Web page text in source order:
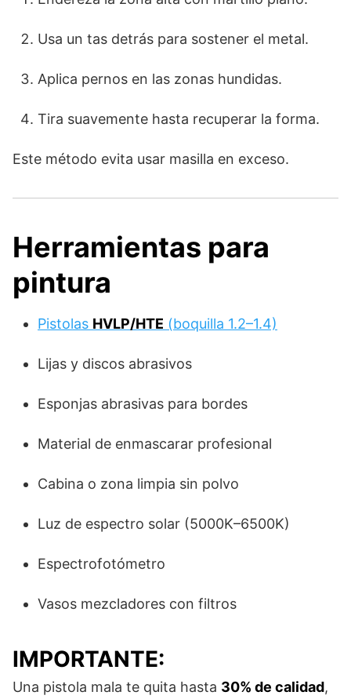
Usa un tas detrás para sostener el metal.
Aplica pernos en las zonas hundidas.
Tira suavemente hasta recuperar la forma.
Este método evita usar masilla en exceso.
Herramientas para
pintura
Pistolas HVLP/HTE (boquilla 1.2–1.4)
Lijas y discos abrasivos
Esponjas abrasivas para bordes
Material de enmascarar profesional
Cabina o zona limpia sin polvo
Luz de espectro solar (5000K–6500K)
Espectrofotómetro
Vasos mezcladores con filtros
IMPORTANTE:
Una pistola mala te quita hasta 30% de calidad,